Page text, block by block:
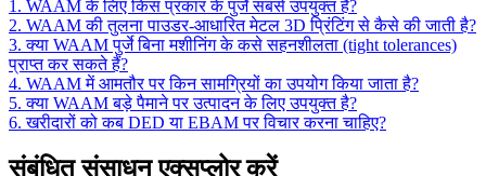
1. WAAM के लिए किस प्रकार के पुर्जे सबसे उपयुक्त हैं?
2. WAAM की तुलना पाउडर-आधारित मेटल 3D प्रिंटिंग से कैसे की जाती है?
3. क्या WAAM पुर्जे बिना मशीनिंग के कसे सहनशीलता (tight tolerances)
प्राप्त कर सकते हैं?
4. WAAM में आमतौर पर किन सामग्रियों का उपयोग किया जाता है?
5. क्या WAAM बड़े पैमाने पर उत्पादन के लिए उपयुक्त है?
6. खरीदारों को कब DED या EBAM पर विचार करना चाहिए?
संबंधित संसाधन एक्सप्लोर करें